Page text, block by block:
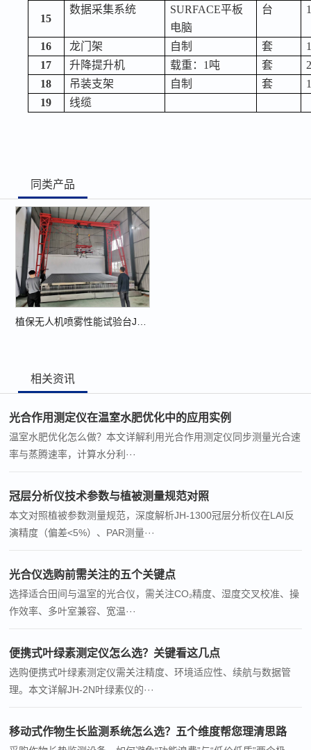
15
数据采集系统
SURFACE平板
电脑
台 1
16 龙门架 自制 套
1
17
升降提升机 载重： 1吨 套
2
18
吊装支架 自制 套
1
19
线缆
同类产品
相关资讯
光合作用测定仪在温室水肥优化中的应用实例
温室水肥优化怎么做？本文详解利用光合作用测定仪同步测量光合速
率与蒸腾速率，计算水分利···
冠层分析仪技术参数与植被测量规范对照
本文对照植被参数测量规范，深度解析JH-1300冠层分析仪在LAI反
演精度（偏差<5%）、PAR测量···
光合仪选购前需关注的五个关键点
选择适合田间与温室的光合仪，需关注CO₂精度、湿度交叉校准、操
作效率、多叶室兼容、宽温···
便携式叶绿素测定仪怎么选？关键看这几点
选购便携式叶绿素测定仪需关注精度、环境适应性、续航与数据管
理。本文详解JH-2N叶绿素仪的···
移动式作物生长监测系统怎么选？五个维度帮您理清思路